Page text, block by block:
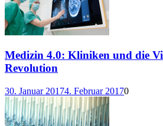
Medizin 4.0: Kliniken und die
Revolution
30. Januar 20174. Februar 20170